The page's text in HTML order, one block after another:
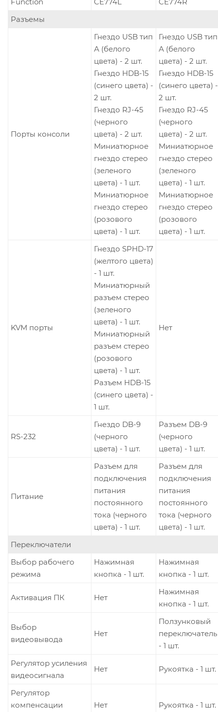
Разъемы
Порты консоли
Гнездо USB тип
А (белого
цвета) - 2 шт.
Гнездо HDB-15
(синего цвета) -
2 шт.
Гнездо RJ-45
(черного
цвета) - 2 шт.
Миниатюрное
гнездо стерео
(зеленого
цвета) - 1 шт.
Миниатюрное
гнездо стерео
(розового
цвета) - 1 шт.
Гнездо USB тип
А (белого
цвета) - 2 шт.
Гнездо HDB-15
(синего цвета) -
2 шт.
Гнездо RJ-45
(черного
цвета) - 2 шт.
Миниатюрное
гнездо стерео
(зеленого
цвета) - 1 шт.
Миниатюрное
гнездо стерео
(розового
цвета) - 1 шт.
KVM порты
Гнездо SPHD-17
(желтого цвета)
- 1 шт.
Миниатюрный
разъем стерео
(зеленого
цвета) - 1 шт.
Миниатюрный
разъем стерео
(розового
цвета) - 1 шт.
Разъем HDB-15
(синего цвета) -
1 шт.
Нет
RS-232
Гнездо DB-9
(черного
цвета) - 1 шт.
Разъем DB-9
(черного
цвета) - 1 шт.
Питание
Разъем для
подключения
питания
постоянного
тока (черного
цвета) - 1 шт.
Разъем для
подключения
питания
постоянного
тока (черного
цвета) - 1 шт.
Переключатели
Выбор рабочего
режима
Нажимная
кнопка - 1 шт.
Нажимная
кнопка - 1 шт.
Активация ПК Нет
Нажимная
кнопка - 1 шт.
Выбор
видеовывода
Нет
Ползунковый
переключатель
- 1 шт.
Регулятор усиления
видеосигнала
Нет Рукоятка - 1 шт.
Регулятор
компенсации
Нет Рукоятка - 1 шт.